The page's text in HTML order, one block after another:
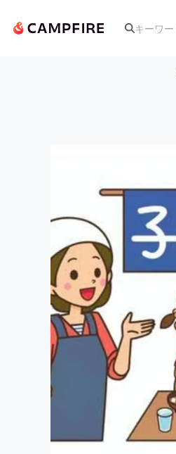
テクノ
映像・映
ビジネ
まちづ